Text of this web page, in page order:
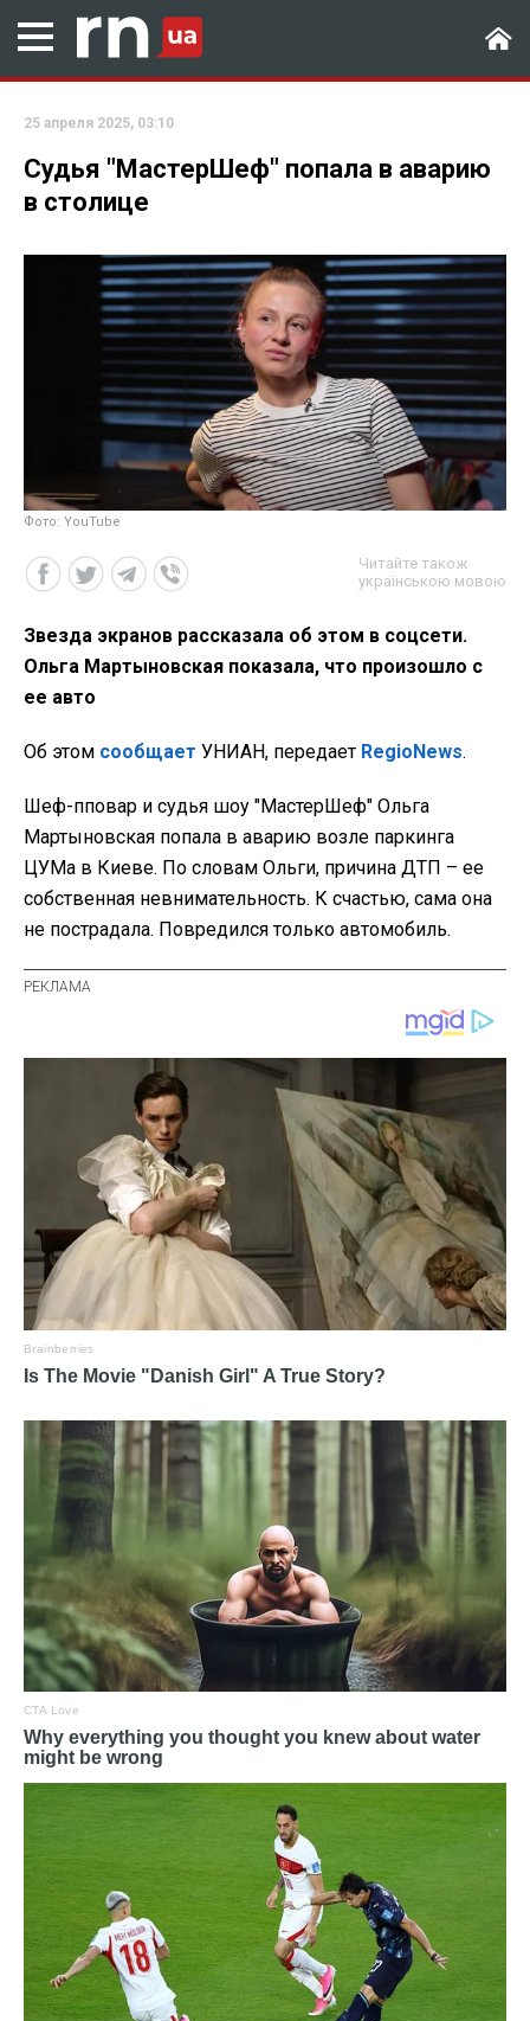
25 апреля 2025, 03:10
Судья "МастерШеф" попала в аварию
в столице
Фото: YouTube
Читайте також
українською мовою
Звезда экранов рассказала об этом в соцсети.
Ольга Мартыновская показала, что произошло с
ее авто
Об этом сообщает УНИАН, передает RegioNews.
Шеф-пповар и судья шоу "МастерШеф" Ольга
Мартыновская попала в аварию возле паркинга
ЦУМа в Киеве. По словам Ольги, причина ДТП – ее
собственная невнимательность. К счастью, сама она
не пострадала. Повредился только автомобиль.